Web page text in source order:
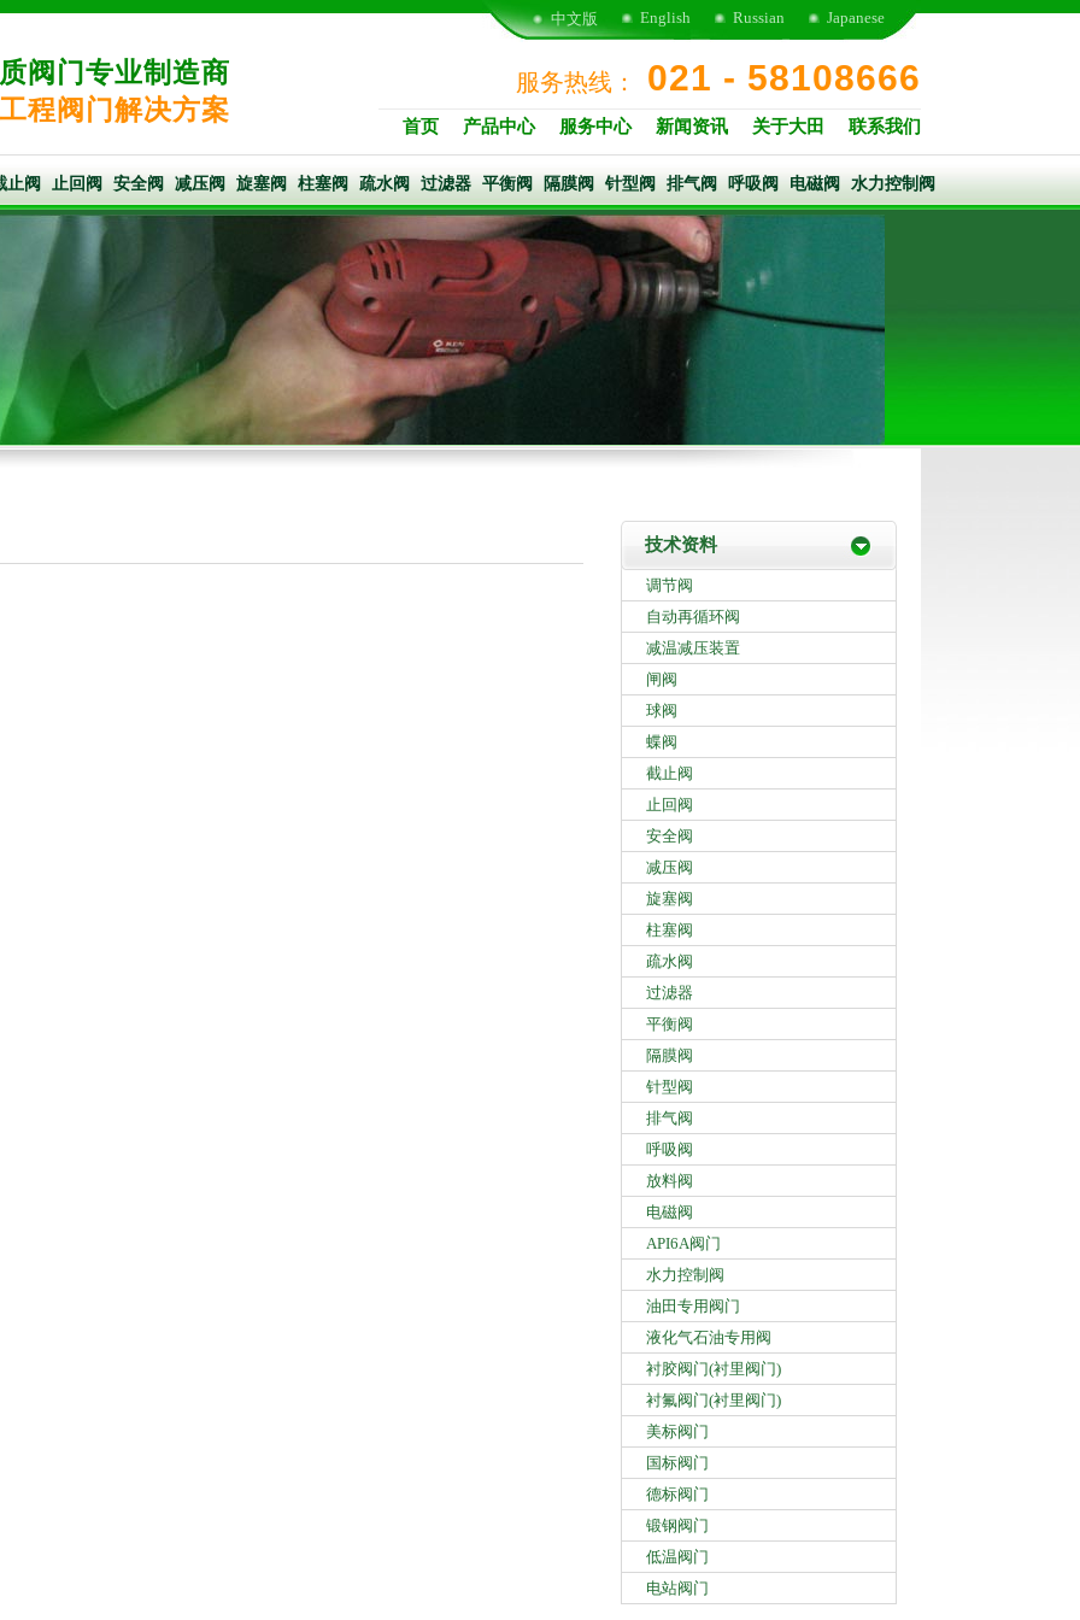
阀门专业制造商
程阀门解决方案
Japanese
Russian
English
中文版
服务热线： 021 - 58108666
首页 产品中心 服务中心 新闻资讯 关于大田 联系我们
止阀 止回阀 安全阀 减压阀 旋塞阀 柱塞阀 疏水阀 过滤器 平衡阀 隔膜阀 针型阀 排气阀 呼吸阀 电磁阀 水力控制阀
技术资料
调节阀
自动再循环阀
减温减压装置
闸阀
球阀
蝶阀
截止阀
止回阀
安全阀
减压阀
旋塞阀
柱塞阀
疏水阀
过滤器
平衡阀
隔膜阀
针型阀
排气阀
呼吸阀
放料阀
电磁阀
API6A阀门
水力控制阀
油田专用阀门
液化气石油专用阀
衬胶阀门(衬里阀门)
衬氟阀门(衬里阀门)
美标阀门
国标阀门
德标阀门
锻钢阀门
低温阀门
电站阀门